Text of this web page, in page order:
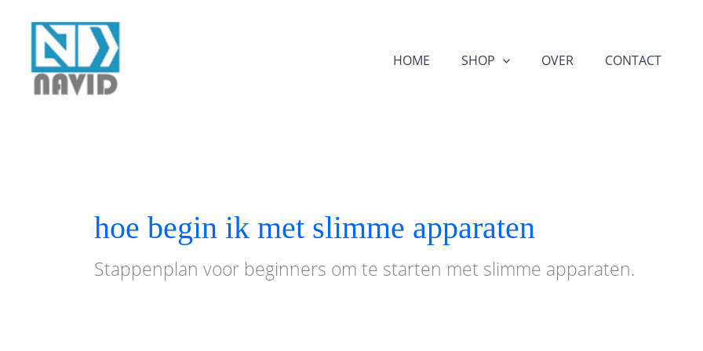
inhoud
HOME SHOP OVER CONTACT
hoe begin ik met slimme apparaten
Stappenplan voor beginners om te starten met slimme apparaten.